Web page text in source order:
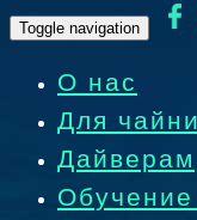
Toggle navigation
О нас
Для
Дайверам